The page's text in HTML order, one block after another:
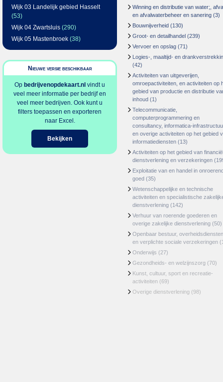
Wijk 03 Landelijk gebied Hasselt
(53)
Wijk 04 Zwartsluis (290)
Wijk 05 Mastenbroek (38)
Nieuwe versie beschikbaar
Op bedrijvenopdekaart.nl vindt u
veel meer informatie per bedrijf en
veel meer bedrijven. Ook kunt u
filters toepassen en exporteren
naar Excel.
Bekijken
Winning en distributie van water;,
en afvalwaterbeheer en sanering (3)
Bouwnijverheid (130)
Groot- en detailhandel (239)
Vervoer en opslag (71)
Logies-, maaltijd- en
(42)
Activiteiten van uitgeverijen,
omroepactiviteiten, en activiteiten op
gebied van productie en distributie
inhoud (1)
Telecommunicatie,
computerprogrammering en
consultancy, informatica-
en overige activiteiten op het gebied
informatiediensten (13)
Activiteiten op het gebied van
dienstverlening en verzekeringen
Exploitatie van en handel in
goed (35)
Wetenschappelijke en technische
activiteiten en specialistische
dienstverlening (142)
Verhuur van roerende goederen en
overige zakelijke dienstverlening (50)
Openbaar bestuur, overheidsdiensten
en verplichte sociale verzekeringen
Onderwijs (27)
Gezondheids- en welzijnszorg (70)
Kunst, cultuur, sport en recreatie-
activiteiten (69)
Overige dienstverlening (98)